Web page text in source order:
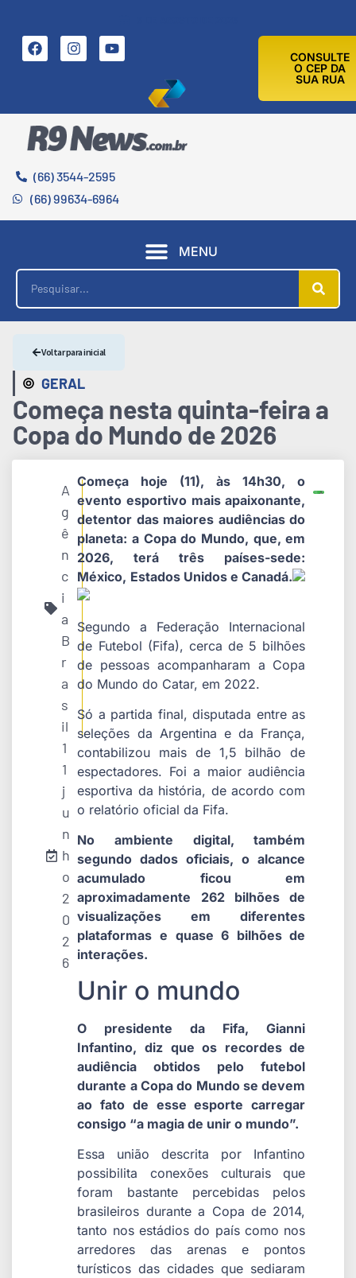
CONSULTE
O CEP DA
SUA RUA
(66) 3544-2595
(66) 99634-6964
MENU
GERAL
Voltar para inicial
Começa nesta quinta-feira a
Copa do Mundo de 2026
A
g
ê
n
c
i
a
B
r
a
s
il
1
1
j
u
n
h
o
2
0
2
6
Começa hoje (11), às 14h30, o
evento esportivo mais apaixonante,
detentor das maiores audiências do
planeta: a Copa do Mundo, que, em
2026, terá três países-sede:
México, Estados Unidos e Canadá.
Segundo a Federação Internacional
de Futebol (Fifa), cerca de 5 bilhões
de pessoas acompanharam a Copa
do Mundo do Catar, em 2022.
Só a partida final, disputada entre as
seleções da Argentina e da França,
contabilizou mais de 1,5 bilhão de
espectadores. Foi a maior audiência
esportiva da história, de acordo com
o relatório oficial da Fifa.
No ambiente digital, também
segundo dados oficiais, o alcance
acumulado ficou em
aproximadamente 262 bilhões de
visualizações em diferentes
plataformas e quase 6 bilhões de
interações.
Unir o mundo
O presidente da Fifa, Gianni
Infantino, diz que os recordes de
audiência obtidos pelo futebol
durante a Copa do Mundo se devem
ao fato de esse esporte carregar
consigo “a magia de unir o mundo”.
Essa união descrita por Infantino
possibilita conexões culturais que
foram bastante percebidas pelos
brasileiros durante a Copa de 2014,
tanto nos estádios do país como nos
arredores das arenas e pontos
turísticos das cidades que sediaram